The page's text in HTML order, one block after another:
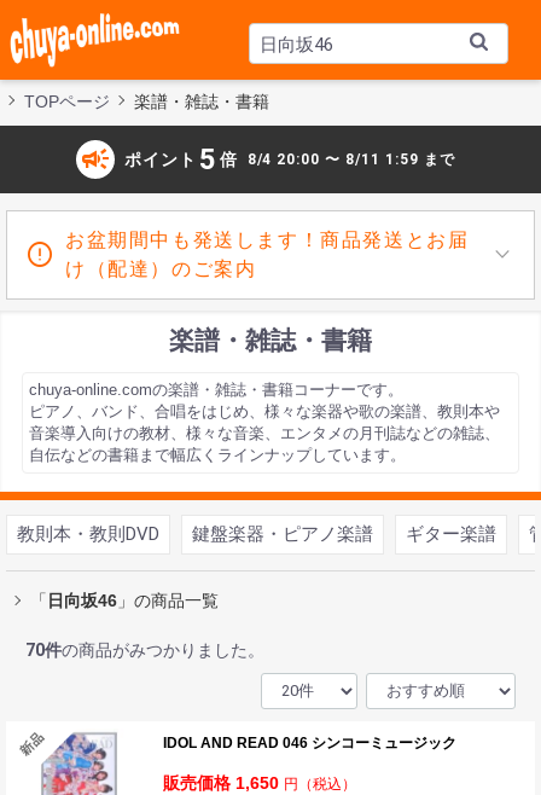
TOPページ 楽譜・雑誌・書籍
campaign ポイント 5 倍 8/4 20:00 〜 8/11 1:59 まで
お盆期間中も発送します！商品発送とお届
け（配達）のご案内
楽譜・雑誌・書籍
chuya-online.comの楽譜・雑誌・書籍コーナーです。
ピアノ、バンド、合唱をはじめ、様々な楽器や歌の楽譜、教則本や
音楽導入向けの教材、様々な音楽、エンタメの月刊誌などの雑誌、
自伝などの書籍まで幅広くラインナップしています。
教則本・教則DVD 鍵盤楽器・ピアノ楽譜 ギター楽譜
「 日向坂46 」の商品一覧
70件の商品がみつかりました。
IDOL AND READ 046 シンコーミュージック
販売価格 1,650 円 （税込）